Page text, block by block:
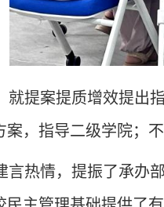
就提案提质增效提出
，指导二级学院；
言热情，提振了承办